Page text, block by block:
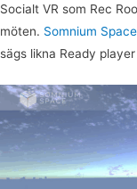
Socialt VR som Rec
möten. Somnium
sägs likna Ready